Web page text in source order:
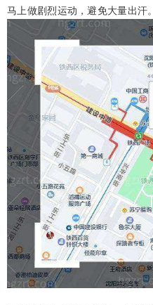
马上做剧烈运动，避免大量出汗。